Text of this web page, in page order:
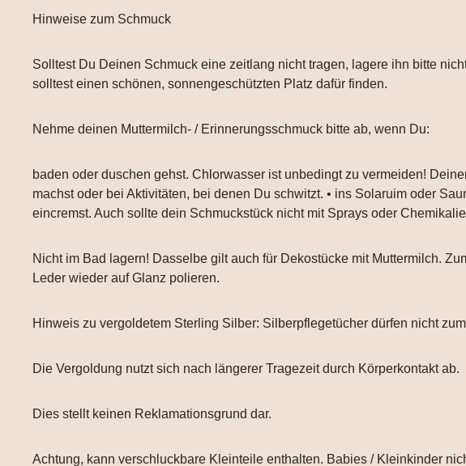
Hinweise zum Schmuck
Solltest Du Deinen Schmuck eine zeitlang nicht tragen, lagere ihn bitte
solltest einen schönen, sonnengeschützten Platz dafür finden.
Nehme deinen Muttermilch- / Erinnerungsschmuck bitte ab, wenn Du:
baden oder duschen gehst. Chlorwasser ist unbedingt zu vermeiden!
machst oder bei Aktivitäten, bei denen Du schwitzt. • ins Solaruim oder
eincremst. Auch sollte dein Schmuckstück nicht mit Sprays oder
Nicht im Bad lagern! Dasselbe gilt auch für Dekostücke mit Muttermilch.
Leder wieder auf Glanz polieren.
Hinweis zu vergoldetem Sterling Silber: Silberpflegetücher dürfen nicht
Die Vergoldung nutzt sich nach längerer Tragezeit durch Körperkontakt ab.
Dies stellt keinen Reklamationsgrund dar.
Achtung, kann verschluckbare Kleinteile enthalten. Babies / Kleinkinder